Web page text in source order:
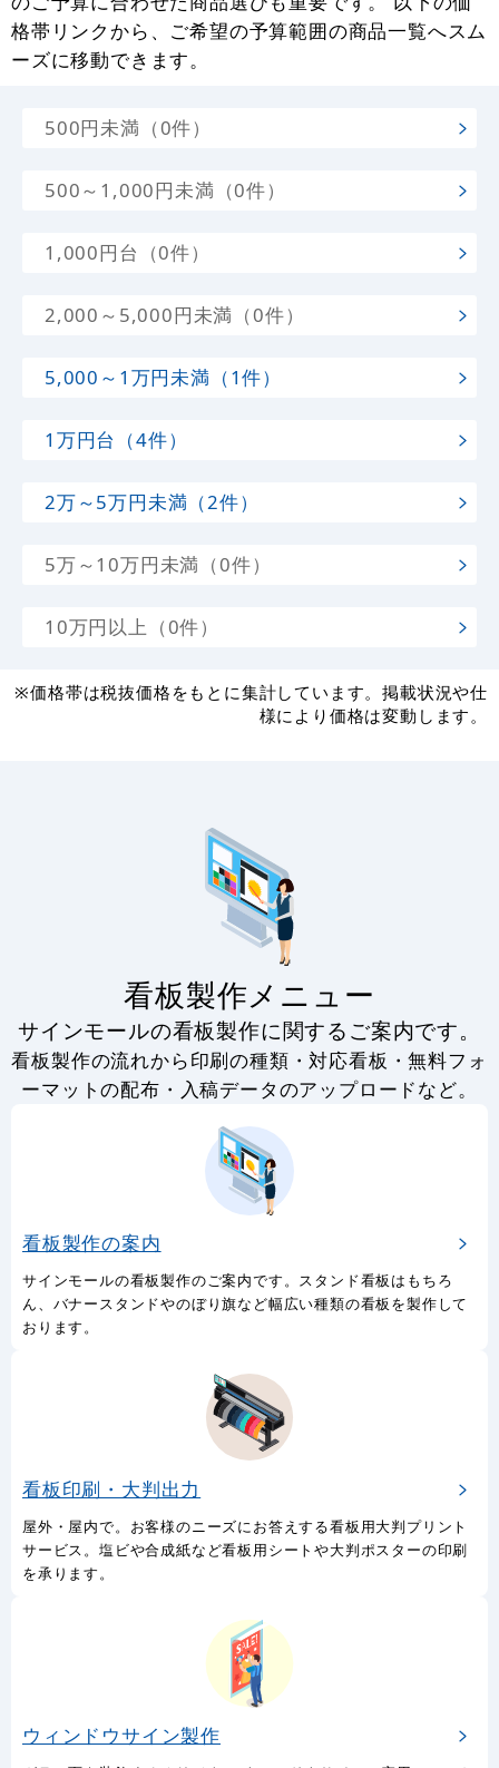
格帯リンクから、ご希望の予算範囲の商品一覧へスム
ーズに移動できます。
500円未満（0件）
500～1,000円未満（0件）
1,000円台（0件）
2,000～5,000円未満（0件）
5,000～1万円未満（1件）
1万円台（4件）
2万～5万円未満（2件）
5万～10万円未満（0件）
10万円以上（0件）
※価格帯は税抜価格をもとに集計しています。掲載状況や仕
様により価格は変動します。
看板製作メニュー
サインモールの看板製作に関するご案内です。
看板製作の流れから印刷の種類・対応看板・無料フォ
ーマットの配布・入稿データのアップロードなど。
看板製作の案内
サインモールの看板製作のご案内です。スタンド看板はもちろ
ん、バナースタンドやのぼり旗など幅広い種類の看板を製作して
おります。
看板印刷・大判出力
屋外・屋内で。お客様のニーズにお答えする看板用大判プリント
サービス。塩ビや合成紙など看板用シートや大判ポスターの印刷
を承ります。
ウィンドウサイン製作